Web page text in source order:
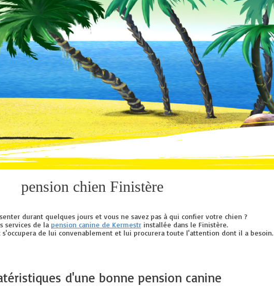
pension chien Finistère
durant quelques jours et vous ne savez pas à qui confier votre chien ?
services de la pension canine de Kermestrinstallée dans le Finistère.
de lui convenablement et lui procurera toute l'attention dont il a besoin.
d'une bonne pension canine